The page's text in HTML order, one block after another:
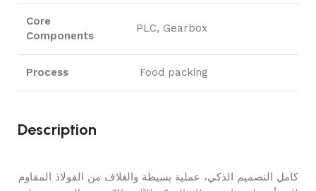
Core
Components
PLC, Gearbox
Process Food packing
Description
كامل التصميم الذكي، عملية بسيطة والغلاف من الفولاذ المقاوم